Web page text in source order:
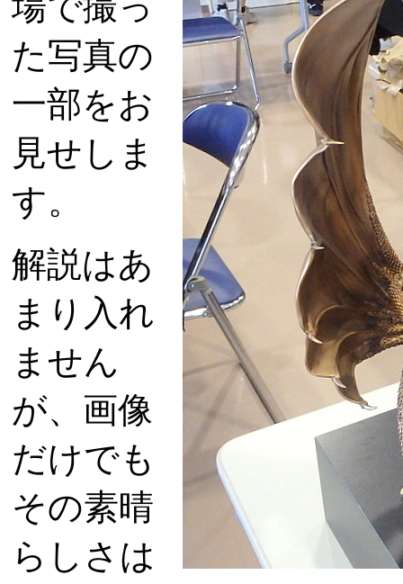
た写真の
一部をお
見せしま
す。
解説はあ
まり入れ
ません
が、画像
だけでも
その素晴
らしさは